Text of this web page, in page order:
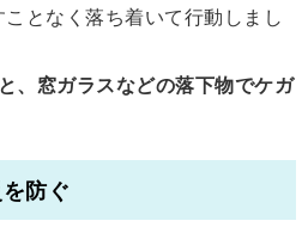
となく落ち着いて行動しまし
、窓ガラスなどの落下物でケガ
防ぐ